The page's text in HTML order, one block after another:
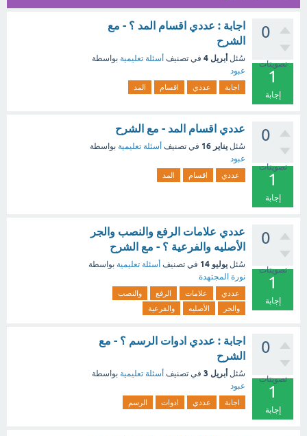
0
تصويتات
1
إجابة
اجابة : عددي اقسام المد ؟ - مع
الشرح
سُئل أبريل 4 في تصنيف أسئلة تعليمية بواسطة
عبود
اجابة عددي اقسام المد
0
تصويتات
1
إجابة
عددي اقسام المد - مع الشرح
سُئل يناير 16 في تصنيف أسئلة تعليمية بواسطة
عبود
عددي اقسام المد
0
تصويتات
1
إجابة
عددي علامات الرفع والنصب والجر
الأصليه والفرعية ؟ - مع الشرح
سُئل يوليو 14 في تصنيف أسئلة تعليمية بواسطة
نورة المجتهدة
عددي علامات الرفع
والنصب
والجر
الأصليه والفرعية
0
تصويتات
1
إجابة
اجابة : عددي ادوات الرسم ؟ - مع
الشرح
سُئل أبريل 3 في تصنيف أسئلة تعليمية بواسطة
عبود
اجابة عددي ادوات الرسم